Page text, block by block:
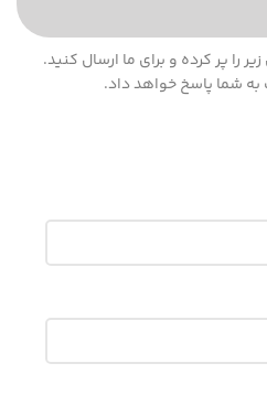
را پر کرده و برای ما ارسال کنید.
به شما پاسخ خواهد داد.